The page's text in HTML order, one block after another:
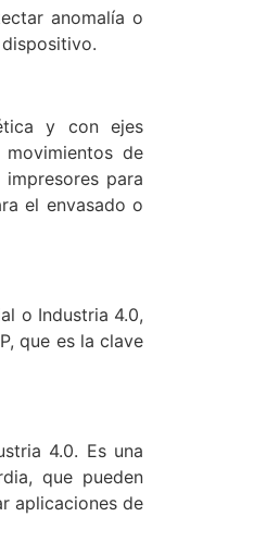
anomalía o
y con ejes
de
para
el envasado o
o Industria 4.0,
que es la clave
4.0. Es una
que pueden
aplicaciones de